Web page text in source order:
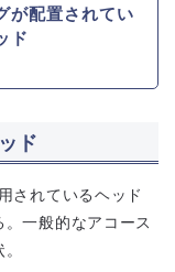
が配置されてい
ド
ド
されているヘッド
一般的なアコース